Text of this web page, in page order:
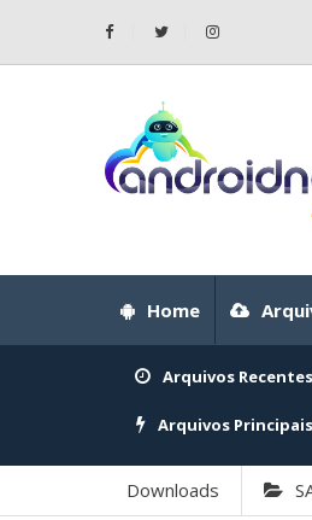
Home
Arquivos Recentes
Arquivos Principais
Downloads